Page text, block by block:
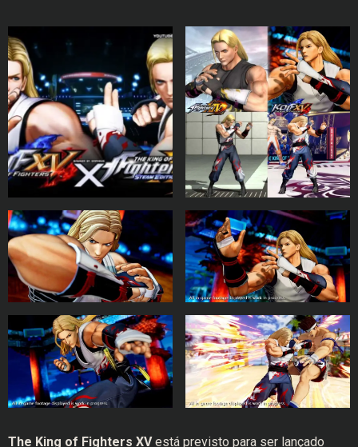
The King of Fighters XVestá previsto para ser lançado